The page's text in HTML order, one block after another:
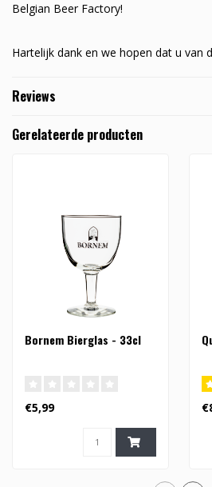
Belgian Beer Factory!
Hartelijk dank en we hopen dat u van
Reviews
Gerelateerde producten
Bornem Bierglas - 33cl
€5,99